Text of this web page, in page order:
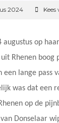
2024
augustus op
Rhenen
lange pass
was dat een
op de
Donselaar